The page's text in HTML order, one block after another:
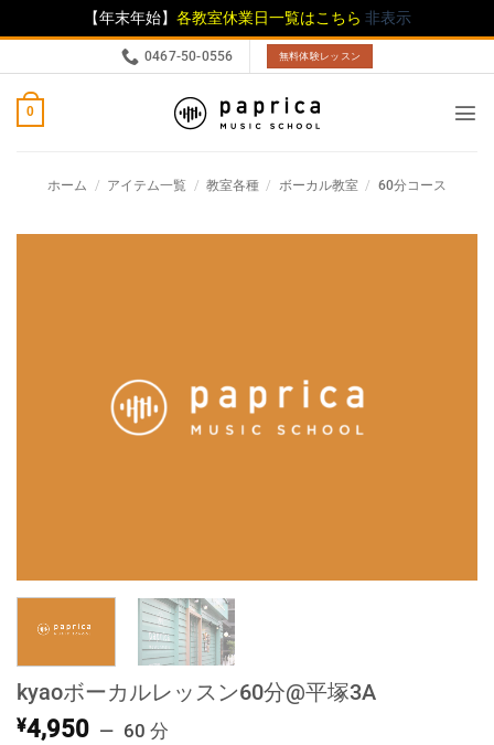
【年末年始】 各教室休業日一覧はこちら 非表示
0467-50-0556 無料体験レッスン
0
ホーム / アイテム一覧 / 教室各種 / ボーカル教室 / 60分コース
kyaoボーカルレッスン60分@平塚3A
¥4,950 60 分